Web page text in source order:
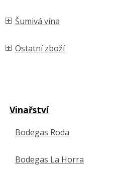
Šumivá vína
Ostatní zboží
Vinařství
Bodegas Roda
Bodegas La Horra